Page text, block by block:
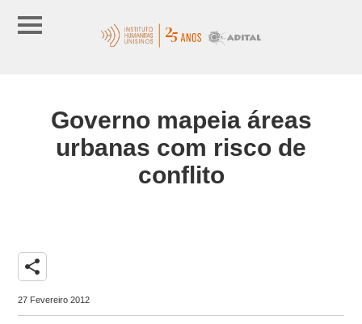
Governo mapeia áreas
urbanas com risco de
conflito
share
27 Fevereiro 2012